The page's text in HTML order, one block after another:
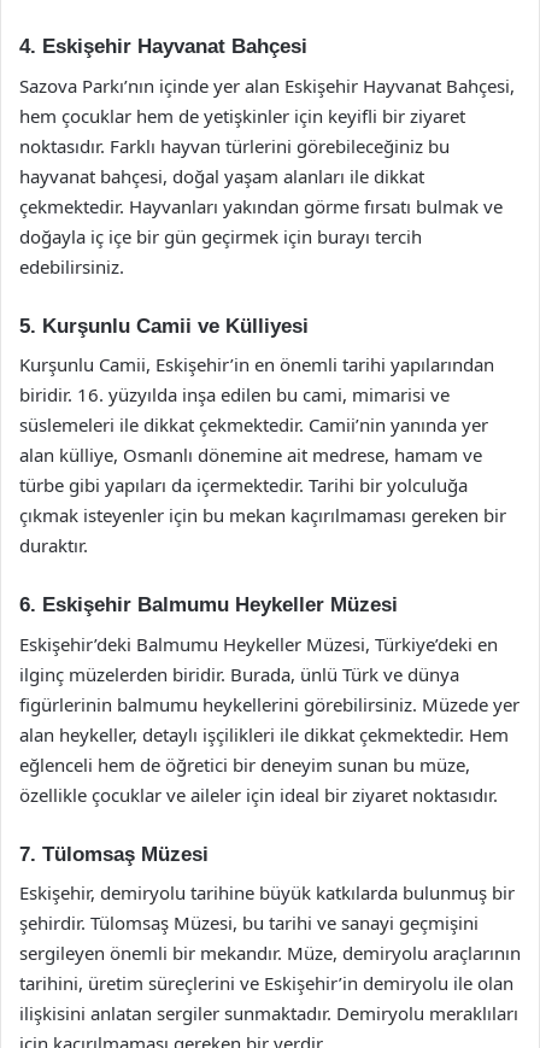
4. Eskişehir Hayvanat Bahçesi
Sazova Parkı’nın içinde yer alan Eskişehir Hayvanat Bahçesi,
hem çocuklar hem de yetişkinler için keyifli bir ziyaret
noktasıdır. Farklı hayvan türlerini görebileceğiniz bu
hayvanat bahçesi, doğal yaşam alanları ile dikkat
çekmektedir. Hayvanları yakından görme fırsatı bulmak ve
doğayla iç içe bir gün geçirmek için burayı tercih
edebilirsiniz.
5. Kurşunlu Camii ve Külliyesi
Kurşunlu Camii, Eskişehir’in en önemli tarihi yapılarından
biridir. 16. yüzyılda inşa edilen bu cami, mimarisi ve
süslemeleri ile dikkat çekmektedir. Camii’nin yanında yer
alan külliye, Osmanlı dönemine ait medrese, hamam ve
türbe gibi yapıları da içermektedir. Tarihi bir yolculuğa
çıkmak isteyenler için bu mekan kaçırılmaması gereken bir
duraktır.
6. Eskişehir Balmumu Heykeller Müzesi
Eskişehir’deki Balmumu Heykeller Müzesi, Türkiye’deki en
ilginç müzelerden biridir. Burada, ünlü Türk ve dünya
figürlerinin balmumu heykellerini görebilirsiniz. Müzede yer
alan heykeller, detaylı işçilikleri ile dikkat çekmektedir. Hem
eğlenceli hem de öğretici bir deneyim sunan bu müze,
özellikle çocuklar ve aileler için ideal bir ziyaret noktasıdır.
7. Tülomsaş Müzesi
Eskişehir, demiryolu tarihine büyük katkılarda bulunmuş bir
şehirdir. Tülomsaş Müzesi, bu tarihi ve sanayi geçmişini
sergileyen önemli bir mekandır. Müze, demiryolu araçlarının
tarihini, üretim süreçlerini ve Eskişehir’in demiryolu ile olan
ilişkisini anlatan sergiler sunmaktadır. Demiryolu meraklıları
için kaçırılmaması gereken bir yerdir.